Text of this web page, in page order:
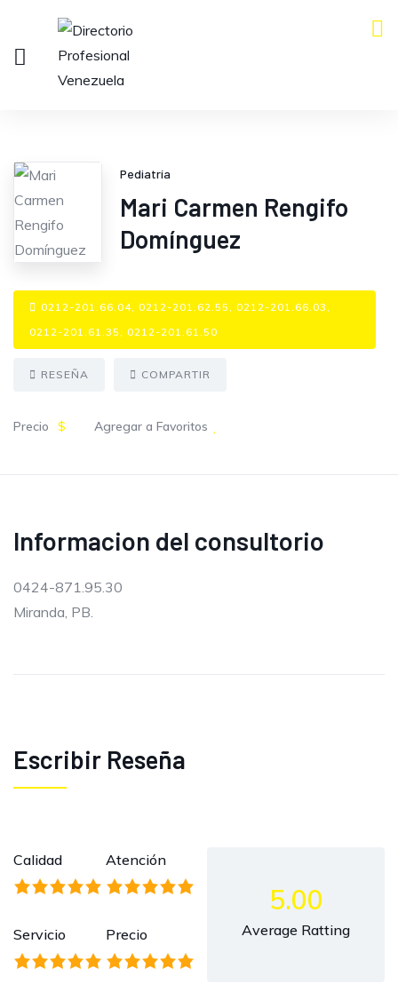
Pediatría
Mari Carmen Rengifo
Domínguez
0212-201.66.04, 0212-201.62.55, 0212-201.66.03,
0212-201.61.35, 0212-201.61.50
RESEÑA COMPARTIR
Precio $ Agregar a Favoritos
Informacion del consultorio
0424-871.95.30
Miranda, PB.
Escribir Reseña
Calidad Atención
Servicio Precio
5.00
Average Ratting